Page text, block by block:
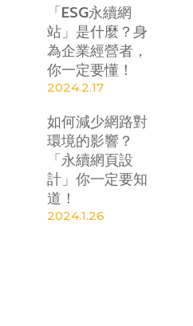
「ESG永續網
站」是什麼？身
為企業經營者，
你一定要懂！
2024.2.17
如何減少網路對
環境的影響？
「永續網頁設
計」你一定要知
道！
2024.1.26